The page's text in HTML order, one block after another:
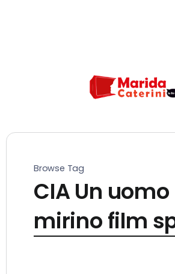
Browse Tag
CIA Un uomo
mirino film